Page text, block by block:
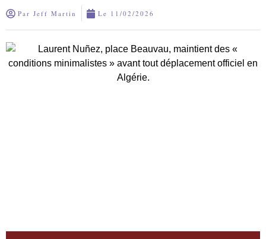
Par Jeff Martin Le 11/02/2026